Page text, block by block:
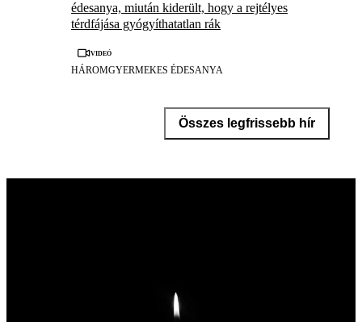
édesanya, miután kiderült, hogy a rejtélyes
térdfájása gyógyíthatatlan rák
Videó
HÁROMGYERMEKES ÉDESANYA
Összes legfrissebb hír